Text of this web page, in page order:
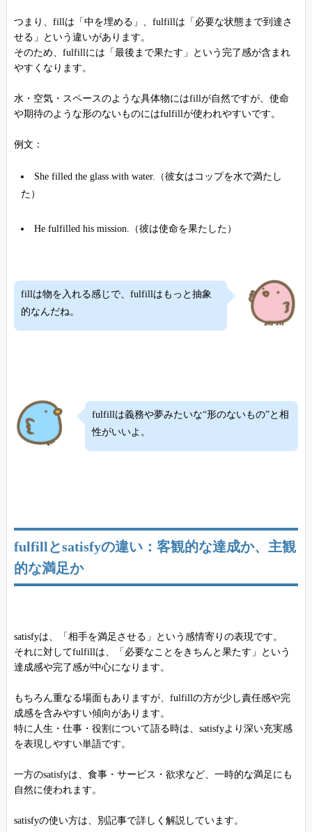
つまり、fillは「中を埋める」、fulfillは「必要な状態まで到達さ
せる」という違いがあります。
そのため、fulfillには「最後まで果たす」という完了感が含まれ
やすくなります。
水・空気・スペースのような具体物にはfillが自然ですが、使命
や期待のような形のないものにはfulfillが使われやすいです。
例文：
She filled the glass with water.（彼女はコップを水で満たし
た）
He fulfilled his mission.（彼は使命を果たした）
fillは物を入れる感じで、fulfillはもっと抽象
的なんだね。
fulfillは義務や夢みたいな“形のないもの”と相
性がいいよ。
fulfillとsatisfyの違い：客観的な達成か、主観
的な満足か
satisfyは、「相手を満足させる」という感情寄りの表現です。
それに対してfulfillは、「必要なことをきちんと果たす」という
達成感や完了感が中心になります。
もちろん重なる場面もありますが、fulfillの方が少し責任感や完
成感を含みやすい傾向があります。
特に人生・仕事・役割について語る時は、satisfyより深い充実感
を表現しやすい単語です。
一方のsatisfyは、食事・サービス・欲求など、一時的な満足にも
自然に使われます。
satisfyの使い方は、別記事で詳しく解説しています。